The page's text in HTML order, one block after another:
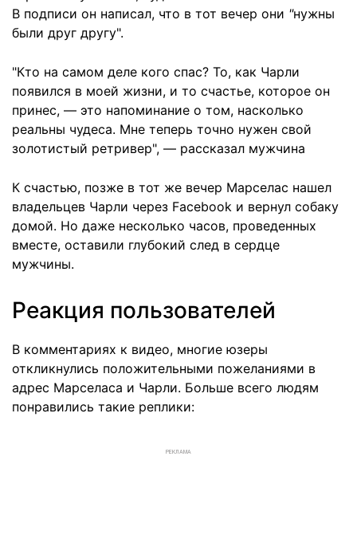
В подписи он написал, что в тот вечер они "нужны
были друг другу".
"Кто на самом деле кого спас? То, как Чарли
появился в моей жизни, и то счастье, которое он
принес, — это напоминание о том, насколько
реальны чудеса. Мне теперь точно нужен свой
золотистый ретривер", — рассказал мужчина
К счастью, позже в тот же вечер Марселас нашел
владельцев Чарли через Facebook и вернул собаку
домой. Но даже несколько часов, проведенных
вместе, оставили глубокий след в сердце
мужчины.
Реакция пользователей
В комментариях к видео, многие юзеры
откликнулись положительными пожеланиями в
адрес Марселаса и Чарли. Больше всего людям
понравились такие реплики:
РЕКЛАМА